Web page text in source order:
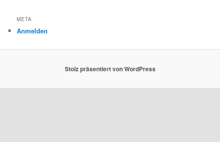
META
Anmelden
Stolz präsentiert von WordPress